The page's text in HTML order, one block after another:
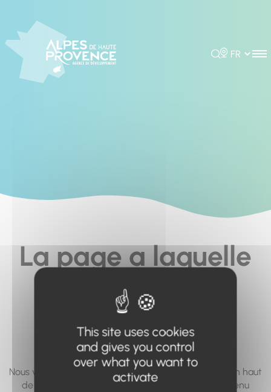
Rechercher
Choisir la
La page a laquelle
vous cherchez à
accéder n'existe
pas... ou plus.
Nous vous invitons à utiliser le moteur de recherche en haut
de page, ou à utiliser le menu pour trouver le contenu
This site uses cookies
and gives you control
over what you want to
activate